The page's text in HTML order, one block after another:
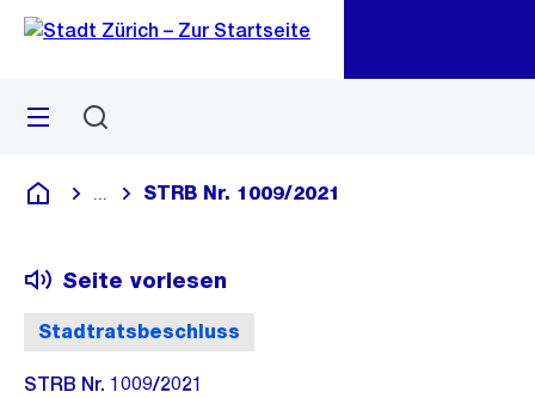
Navigation
Sprunglink
Menü
Deutsch
Blende alle Breadcrumbs ein
STRB Nr. 1009/2021
Stadtratsbeschluss
Seite vorlesen
STRB Nr. 1009/2021